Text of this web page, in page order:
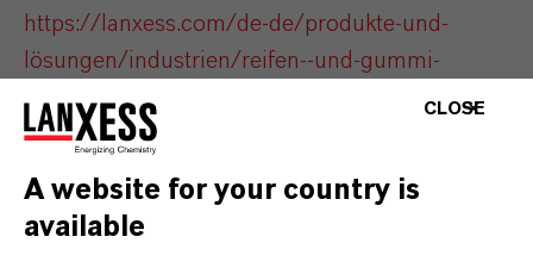
https://lanxess.com/de-de/produkte-und-
lösungen/industrien/reifen--und-gummi-
industriesowie zum Nachhaltigkeitslabel
Scopeblue unter
de/produkte-und-lösungen/marken/scopeblue
verfügbar.
CLOSE
A website for your country is
available